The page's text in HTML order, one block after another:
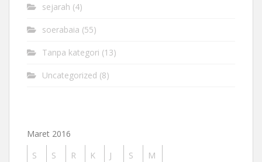
sejarah (4)
soerabaia (55)
Tanpa kategori (13)
Uncategorized (8)
Maret 2016
S
S R K J S
M